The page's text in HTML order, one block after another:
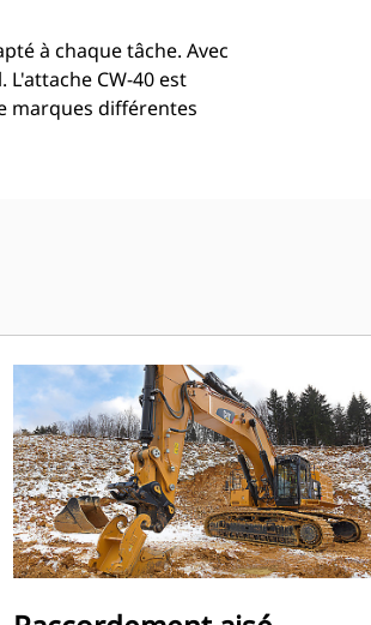
à chaque tâche. Avec
CW-40 est
marques différentes